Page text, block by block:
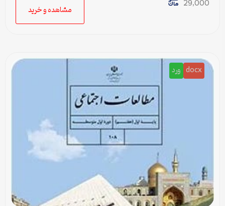
29,000
مشاهده و خرید
docx ورد